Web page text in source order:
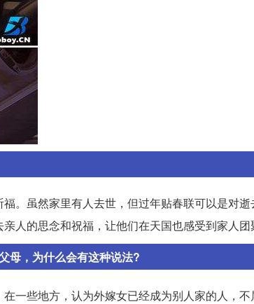
。虽然家里有人去世，但过年贴春联可以是对
人的思念和祝福，让他们在天国也感受到家人团
母，为什么会有这种说法?
一些地方，认为外嫁女已经成为别人家的人，